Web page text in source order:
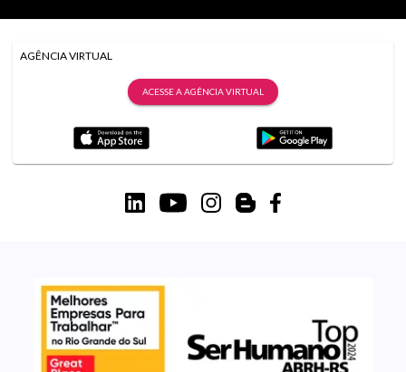
AGÊNCIA VIRTUAL
ACESSE A AGÊNCIA VIRTUAL